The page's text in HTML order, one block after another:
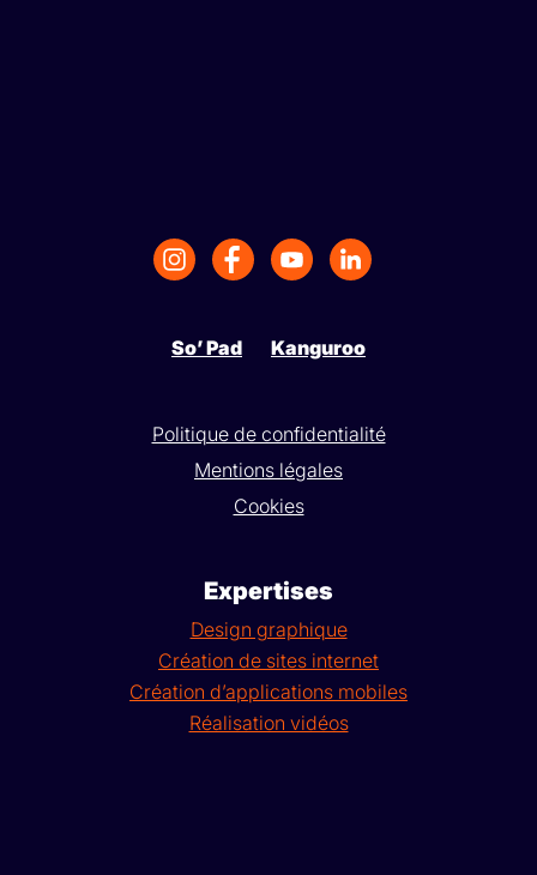
So’ Pad Kanguroo
Politique de confidentialité
Mentions légales
Cookies
Expertises
Design graphique
Création de sites internet
Création d’applications mobiles
Réalisation vidéos